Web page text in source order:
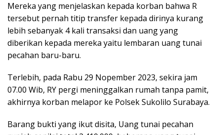
Mereka yang menjelaskan kepada korban bahwa R
tersebut pernah titip transfer kepada dirinya kurang
lebih sebanyak 4 kali transaksi dan uang yang
diberikan kepada mereka yaitu lembaran uang tunai
pecahan baru-baru.
Terlebih, pada Rabu 29 Nopember 2023, sekira jam
07.00 Wib, RY pergi meninggalkan rumah tanpa pamit,
akhirnya korban melapor ke Polsek Sukolilo Surabaya.
Barang bukti yang ikut disita, Uang tunai pecahan